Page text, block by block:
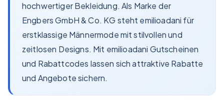
hochwertiger Bekleidung. Als Marke der
Engbers GmbH & Co. KG steht emilioadani für
erstklassige Männermode mit stilvollen und
zeitlosen Designs. Mit emilioadani Gutscheinen
und Rabattcodes lassen sich attraktive Rabatte
und Angebote sichern.